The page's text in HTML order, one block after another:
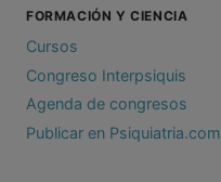
FORMACIÓN Y CIENCIA
Cursos
Congreso Interpsiquis
Agenda de congresos
Publicar en Psiquiatria.com